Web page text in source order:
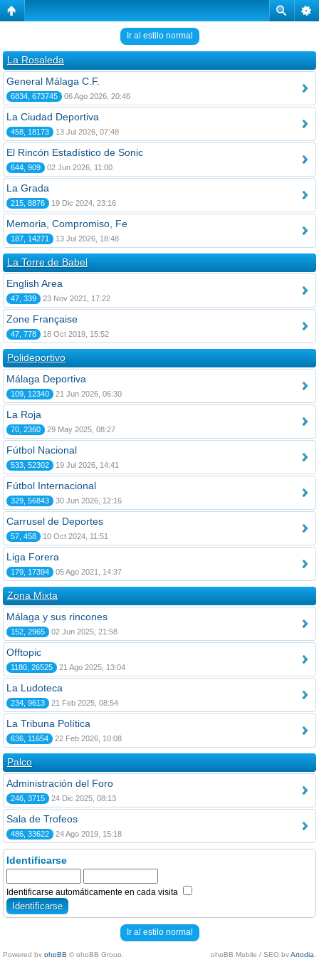
Ir al estilo normal
La Rosaleda
General Málaga C.F.
6834, 673745 06 Ago 2026, 20:46
La Ciudad Deportiva
458, 18173 13 Jul 2026, 07:48
El Rincón Estadístico de Sonic
644, 909 02 Jun 2026, 11:00
La Grada
215, 8876 19 Dic 2024, 23:16
Memoria, Compromiso, Fe
187, 14271 13 Jul 2026, 18:48
La Torre de Babel
English Area
47, 339 23 Nov 2021, 17:22
Zone Française
47, 778 18 Oct 2019, 15:52
Polideportivo
Málaga Deportiva
109, 12340 21 Jun 2026, 06:30
La Roja
70, 2360 29 May 2025, 08:27
Fútbol Nacional
533, 52302 19 Jul 2026, 14:41
Fútbol Internacional
329, 56843 30 Jun 2026, 12:16
Carrusel de Deportes
57, 458 10 Oct 2024, 11:51
Liga Forera
179, 17394 05 Ago 2021, 14:37
Zona Mixta
Málaga y sus rincones
152, 2965 02 Jun 2025, 21:58
Offtopic
1180, 26525 21 Ago 2025, 13:04
La Ludoteca
234, 9613 21 Feb 2025, 08:54
La Tribuna Política
636, 11654 22 Feb 2026, 10:08
Palco
Administración del Foro
246, 3715 24 Dic 2025, 08:13
Sala de Trofeos
486, 33622 24 Ago 2019, 15:18
Identificarse
Identificarse automáticamente en cada visita
Ir al estilo normal
Powered by phpBB © phpBB Group. phpBB Mobile / SEO byArtodia